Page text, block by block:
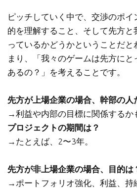
ピッチしていく中で、交渉のポイ
的を理解すること、そして先方と
っているかどうかということだと
まり、「我々のゲームは先方に
あるの？」を考えることです。
先方が上場企業の場合、幹部の人
→利益や内部の目標に関係するか
プロジェクトの期間は？
→たとえば、2〜3年。
先方が非上場企業の場合、目的は
→ポートフォリオ強化、利益、持